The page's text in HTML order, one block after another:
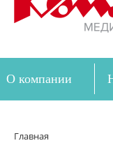
О компании
Главная